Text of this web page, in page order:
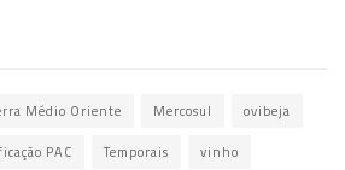
Médio Oriente Mercosul ovibeja
PAC Temporais vinho